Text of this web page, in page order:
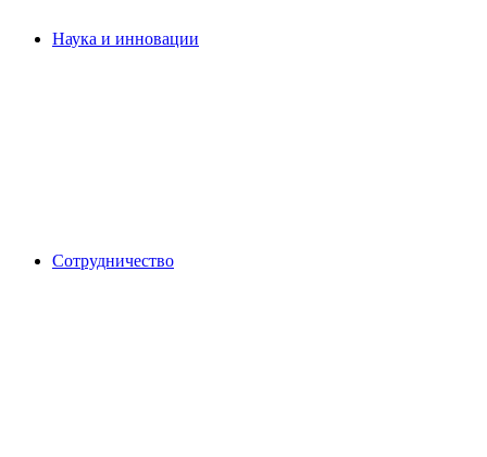
Наука и инновации
Сотрудничество